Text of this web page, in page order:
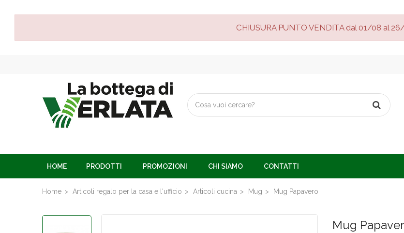
CHIUSURA PUNTO VENDITA dal 01/08 al
HOME PRODOTTI PROMOZIONI CHI SIAMO CONTATTI
Home Articoli regalo per la casa e l'ufficio Articoli cucina Mug Mug Papavero
Mug